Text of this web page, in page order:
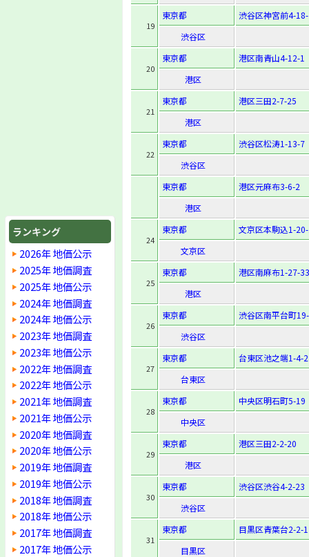
ランキング
2026年 地価公示
2025年 地価調査
2025年 地価公示
2024年 地価調査
2024年 地価公示
2023年 地価調査
2023年 地価公示
2022年 地価調査
2022年 地価公示
2021年 地価調査
2021年 地価公示
2020年 地価調査
2020年 地価公示
2019年 地価調査
2019年 地価公示
2018年 地価調査
2018年 地価公示
2017年 地価調査
2017年 地価公示
19
東京都
渋谷区神宮前4-
渋谷区
20
東京都
港区南青山4-12-1
港区
21
東京都
港区三田2-7-25
港区
22
東京都
渋谷区松涛1-13-7
渋谷区
東京都
港区元麻布3-6-2
港区
24
東京都
文京区本駒込1-
文京区
25
東京都
港区南麻布1-27-33
港区
26
東京都
渋谷区南平台町
渋谷区
27
東京都
台東区池之端1-4-
台東区
28
東京都
中央区明石町5-19
中央区
29
東京都
港区三田2-2-20
港区
30
東京都
渋谷区渋谷4-2-23
渋谷区
31
東京都
目黒区青葉台2-2-
目黒区